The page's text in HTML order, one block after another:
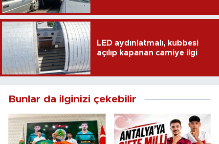
LED aydınlatmalı, kubbesi
açılıp kapanan camiye ilgi
Bunlar da ilginizi çekebilir